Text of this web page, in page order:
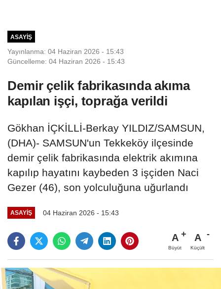
ASAYIŞ
Yayınlanma: 04 Haziran 2026 - 15:43
Güncelleme: 04 Haziran 2026 - 15:43
Demir çelik fabrikasında akıma
kapılan işçi, toprağa verildi
Gökhan İÇKİLLİ-Berkay YILDIZ/SAMSUN,
(DHA)- SAMSUN'un Tekkeköy ilçesinde
demir çelik fabrikasında elektrik akımına
kapılıp hayatını kaybeden 3 işçiden Naci
Gezer (46), son yolculuğuna uğurlandı
ASAYIŞ 04 Haziran 2026 - 15:43
A
Büyüt
A
Küçült